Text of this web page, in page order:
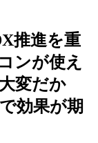
推進を重
ンが使え
変だか
効果が期